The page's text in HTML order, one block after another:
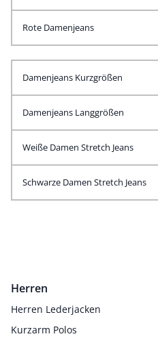
Rote Damenjeans
Damenjeans Kurzgrößen
Damenjeans Langgrößen
Weiße Damen Stretch Jeans
Schwarze Damen Stretch Jeans
Herren
Herren Lederjacken
Kurzarm Polos